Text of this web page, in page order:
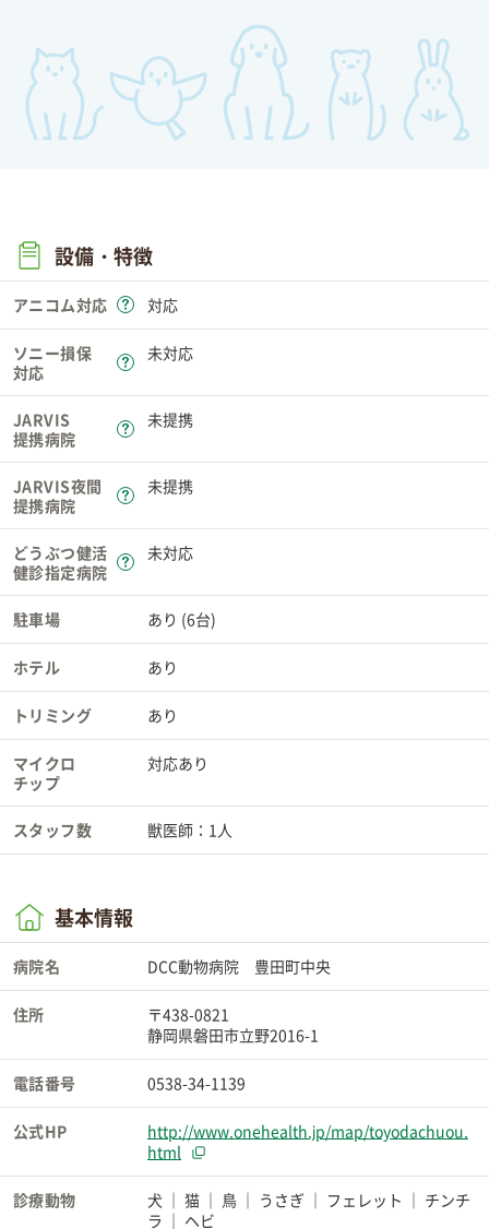
設備・特徴
アニコム対応 対応
ソニー損保
対応
未対応
JARVIS
提携病院
未提携
JARVIS夜間
提携病院
未提携
どうぶつ健活
健診指定病院
未対応
駐車場 あり (6台)
ホテル あり
トリミング あり
マイクロ
チップ
対応あり
スタッフ数 獣医師：1人
基本情報
病院名 DCC動物病院 豊田町中央
住所
〒438-0821
静岡県磐田市立野2016-1
電話番号 0538-34-1139
公式HP
http://www.onehealth.jp/map/toyodachuou.
html
診療動物 犬 猫 鳥 うさぎ フェレット
チンチ
ラ
ヘビ